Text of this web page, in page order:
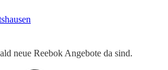
neue Reebok Angebote da sind.